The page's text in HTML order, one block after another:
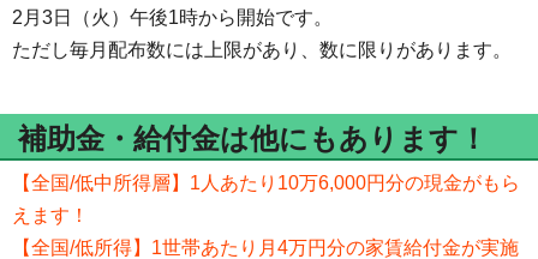
2月3日（火）午後1時から開始です。
ただし毎月配布数には上限があり、数に限りがあります。
補助金・給付金は他にもあります！
【全国/低中所得層】1人あたり10万6,000円分の現金がもら
えます！
【全国/低所得】1世帯あたり月4万円分の家賃給付金が実施